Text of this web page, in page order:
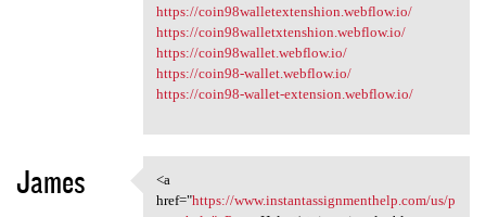
https://coin98walletextenshion.webflow.io/
https://coin98walletxtenshion.webflow.io/
https://coin98wallet.webflow.io/
https://coin98-wallet.webflow.io/
https://coin98-wallet-extension.webflow.io/
James
<a href="https://www
<a
href="https://www.instantassignmenthelp.com/us/p